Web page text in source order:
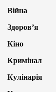
Війна
Здоров’я
Кіно
Кримінал
Кулінарія